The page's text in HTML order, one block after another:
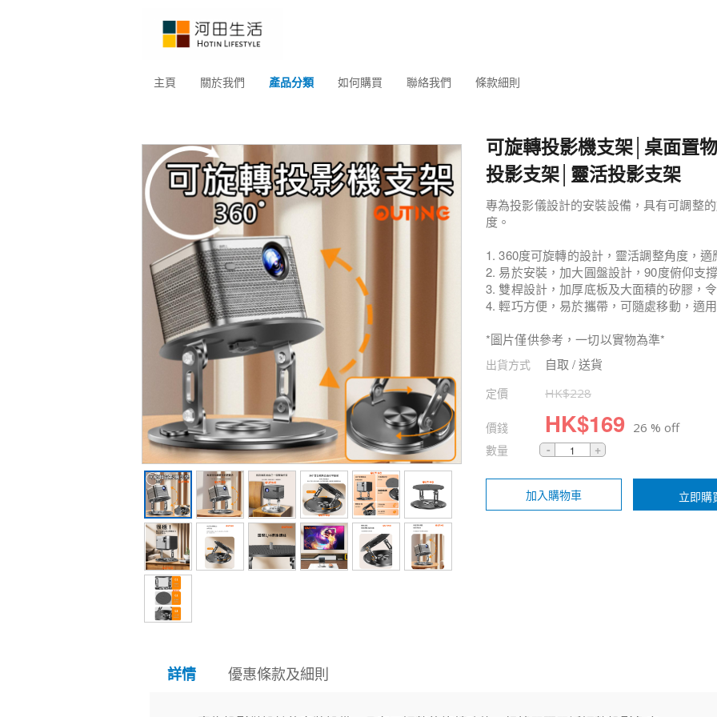
主頁 關於我們 產品分類 如何購買 聯絡我們 條款細則
可旋轉投影機支架│桌面置
投影支架│靈活投影支架
專為投影儀設計的安裝設備，具有可調整
度。
1. 360度可旋轉的設計，靈活調整角度，
2. 易於安裝，加大圓盤設計，90度俯仰支
3. 雙桿設計，加厚底板及大面積的矽膠，
4. 輕巧方便，易於攜帶，可隨處移動，適
*圖片僅供參考，一切以實物為準*
出貨方式 自取 / 送貨
定價 HK$228
價錢 HK$169 26 % off
數量
加入購物車 立即購
詳情 優惠條款及細則